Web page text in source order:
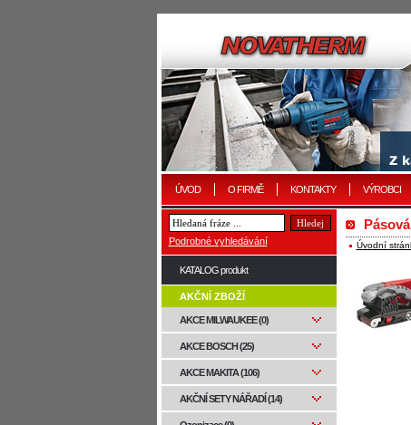
ÚVOD O FIRMĚ KONTAKTY VÝROBCI
Úvodní
Podrobné vyhledávání
KATALOG produkt
AKČNÍ ZBOŽÍ
AKCE MILWAUKEE (0)
AKCE BOSCH (25)
AKCE MAKITA (106)
AKČNÍ SETY NÁŘADÍ (14)